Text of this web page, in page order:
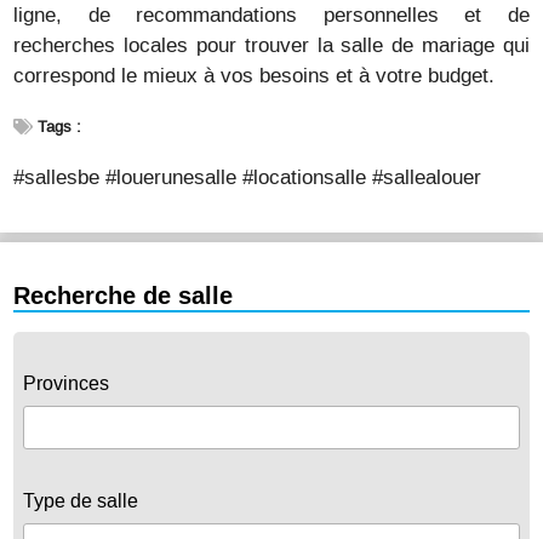
ligne, de recommandations personnelles et de
recherches locales pour trouver la salle de mariage qui
correspond le mieux à vos besoins et à votre budget.
Tags :
#sallesbe #louerunesalle #locationsalle #sallealouer
Recherche de salle
Provinces
Type de salle